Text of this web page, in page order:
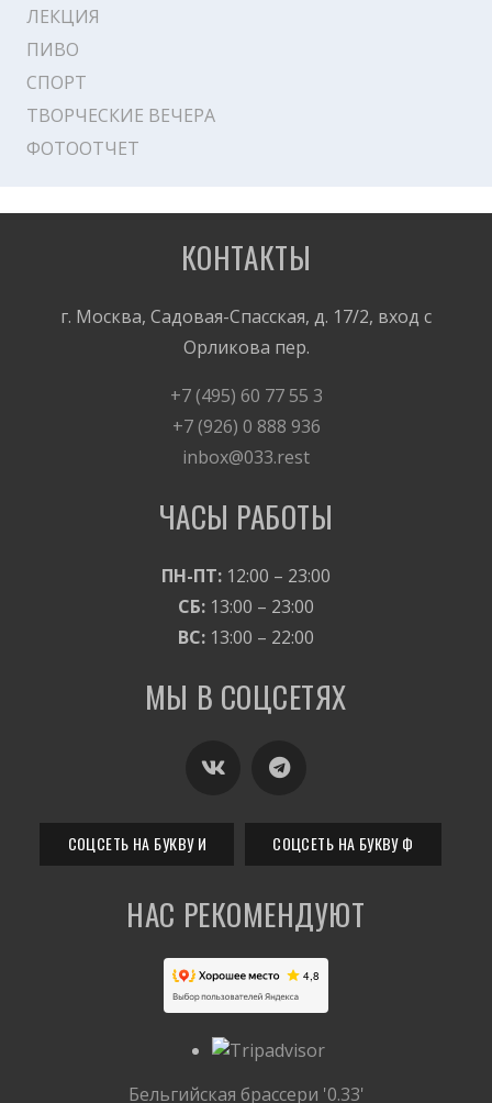
ЛЕКЦИЯ
ПИВО
СПОРТ
ТВОРЧЕСКИЕ ВЕЧЕРА
ФОТООТЧЕТ
КОНТАКТЫ
г. Москва, Садовая-Спасская, д. 17/2, вход с
Орликова пер.
+7 (495) 60 77 55 3
+7 (926) 0 888 936
inbox@033.rest
ЧАСЫ РАБОТЫ
ПН-ПТ: 12:00 – 23:00
СБ: 13:00 – 23:00
ВС: 13:00 – 22:00
МЫ В СОЦСЕТЯХ
СОЦСЕТЬ НА БУКВУ И СОЦСЕТЬ НА БУКВУ Ф
НАC РЕКОМЕНДУЮТ
Бельгийская брассери '0.33'